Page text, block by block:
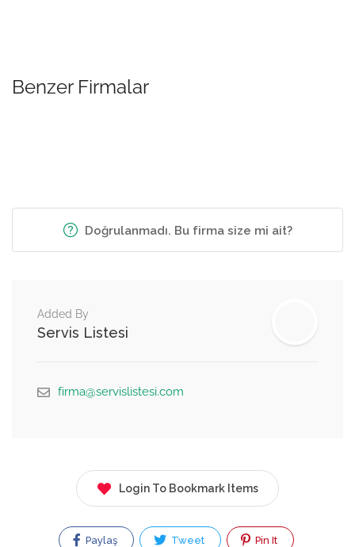
Benzer Firmalar
Doğrulanmadı. Bu firma size mi ait?
Added By
Servis Listesi
firma@servislistesi.com
Login To Bookmark Items
Paylaş Tweet Pin It